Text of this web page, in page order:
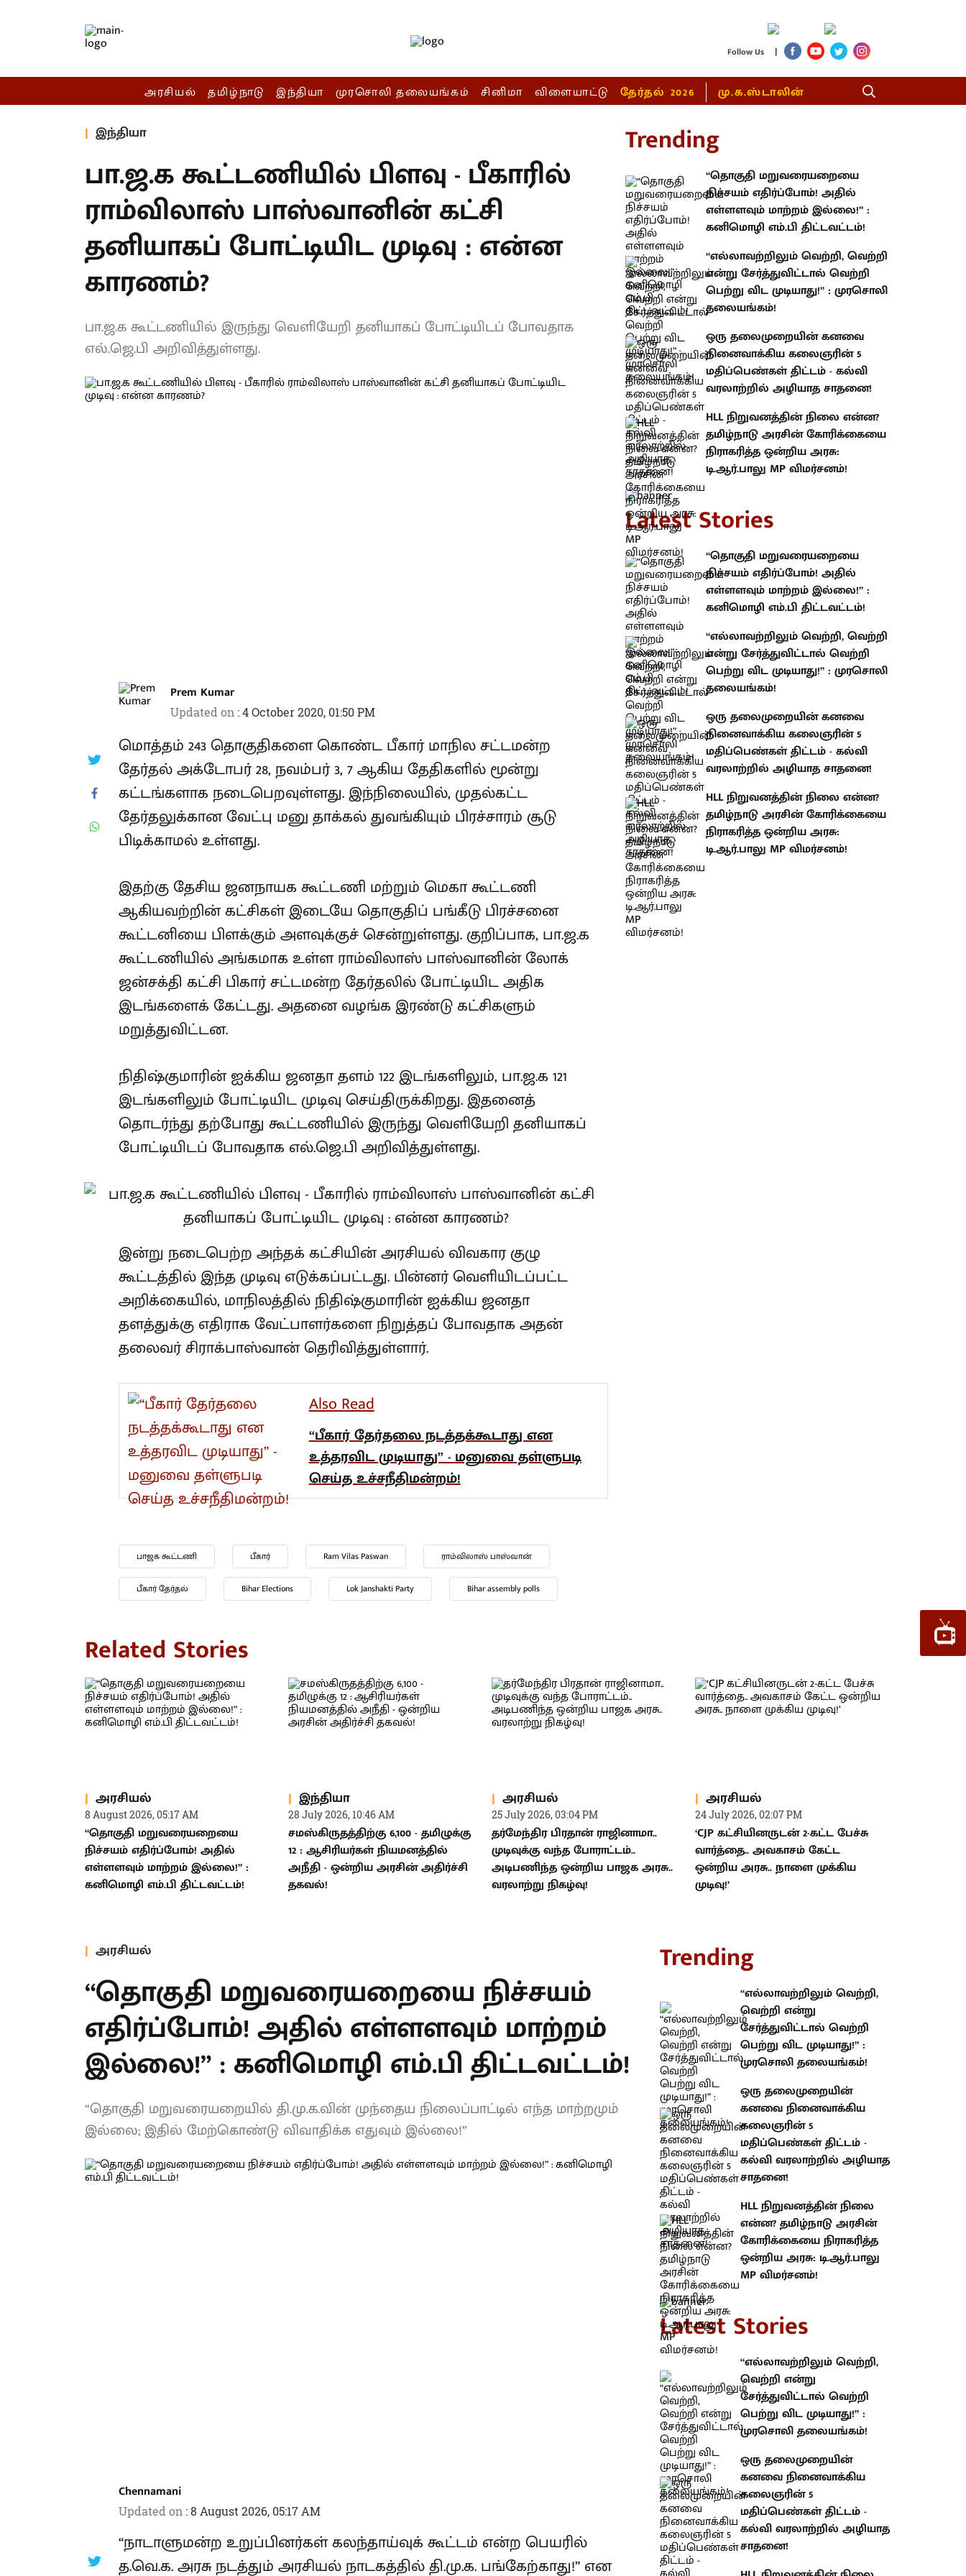
Follow Us |
அரசியல் தமிழ்நாடு இந்தியா முரசொலி தலையங்கம் சினிமா விளையாட்டு தேர்தல் 2026 மு.க.ஸ்டாலின்
இந்தியா
பா.ஜ.க கூட்டணியில் பிளவு - பீகாரில்
ராம்விலாஸ் பாஸ்வானின் கட்சி
தனியாகப் போட்டியிட முடிவு : என்ன
காரணம்?
பா.ஜ.க கூட்டணியில் இருந்து வெளியேறி தனியாகப் போட்டியிடப் போவதாக
எல்.ஜெ.பி அறிவித்துள்ளது.
Prem Kumar
Updated on :4 October 2020, 01:50 PM
மொத்தம் 243 தொகுதிகளை கொண்ட பீகார் மாநில சட்டமன்ற
தேர்தல் அக்டோபர் 28, நவம்பர் 3, 7 ஆகிய தேதிகளில் மூன்று
கட்டங்களாக நடைபெறவுள்ளது. இந்நிலையில், முதல்கட்ட
தேர்தலுக்கான வேட்பு மனு தாக்கல் துவங்கியும் பிரச்சாரம் சூடு
பிடிக்காமல் உள்ளது.
இதற்கு தேசிய ஜனநாயக கூட்டணி மற்றும் மெகா கூட்டணி
ஆகியவற்றின் கட்சிகள் இடையே தொகுதிப் பங்கீடு பிரச்சனை
கூட்டனியை பிளக்கும் அளவுக்குச் சென்றுள்ளது. குறிப்பாக, பா.ஜ.க
கூட்டணியில் அங்கமாக உள்ள ராம்விலாஸ் பாஸ்வானின் லோக்
ஜன்சக்தி கட்சி பிகார் சட்டமன்ற தேர்தலில் போட்டியிட அதிக
இடங்களைக் கேட்டது. அதனை வழங்க இரண்டு கட்சிகளும்
மறுத்துவிட்டன.
நிதிஷ்குமாரின் ஐக்கிய ஜனதா தளம் 122 இடங்களிலும், பா.ஜ.க 121
இடங்களிலும் போட்டியிட முடிவு செய்திருக்கிறது. இதனைத்
தொடர்ந்து தற்போது கூட்டணியில் இருந்து வெளியேறி தனியாகப்
போட்டியிடப் போவதாக எல்.ஜெ.பி அறிவித்துள்ளது.
இன்று நடைபெற்ற அந்தக் கட்சியின் அரசியல் விவகார குழு
கூட்டத்தில் இந்த முடிவு எடுக்கப்பட்டது. பின்னர் வெளியிடப்பட்ட
அறிக்கையில், மாநிலத்தில் நிதிஷ்குமாரின் ஐக்கிய ஜனதா
தளத்துக்கு எதிராக வேட்பாளர்களை நிறுத்தப் போவதாக அதன்
தலைவர் சிராக்பாஸ்வான் தெரிவித்துள்ளார்.
Also Read
“பீகார் தேர்தலை நடத்தக்கூடாது என
உத்தரவிட முடியாது” - மனுவை தள்ளுபடி
செய்த உச்சநீதிமன்றம்!
பாஜக கூட்டணி பீகார் Ram Vilas Paswan ராம்விலாஸ் பாஸ்வான்
பீகார் தேர்தல் Bihar Elections Lok Janshakti Party Bihar assembly polls
Trending
“தொகுதி மறுவரையறையை
நிச்சயம் எதிர்ப்போம்! அதில்
எள்ளளவும் மாற்றம் இல்லை!” :
கனிமொழி எம்.பி திட்டவட்டம்!
“எல்லாவற்றிலும் வெற்றி, வெற்றி
என்று சேர்த்துவிட்டால் வெற்றி
பெற்று விட முடியாது!” : முரசொலி
தலையங்கம்!
ஒரு தலைமுறையின் கனவை
நினைவாக்கிய கலைஞரின் 5
மதிப்பெண்கள் திட்டம் - கல்வி
வரலாற்றில் அழியாத சாதனை!
HLL நிறுவனத்தின் நிலை என்ன?
தமிழ்நாடு அரசின் கோரிக்கையை
நிராகரித்த ஒன்றிய அரசு:
டி.ஆர்.பாலு MP விமர்சனம்!
Latest Stories
“தொகுதி மறுவரையறையை
நிச்சயம் எதிர்ப்போம்! அதில்
எள்ளளவும் மாற்றம் இல்லை!” :
கனிமொழி எம்.பி திட்டவட்டம்!
“எல்லாவற்றிலும் வெற்றி, வெற்றி
என்று சேர்த்துவிட்டால் வெற்றி
பெற்று விட முடியாது!” : முரசொலி
தலையங்கம்!
ஒரு தலைமுறையின் கனவை
நினைவாக்கிய கலைஞரின் 5
மதிப்பெண்கள் திட்டம் - கல்வி
வரலாற்றில் அழியாத சாதனை!
HLL நிறுவனத்தின் நிலை என்ன?
தமிழ்நாடு அரசின் கோரிக்கையை
நிராகரித்த ஒன்றிய அரசு:
டி.ஆர்.பாலு MP விமர்சனம்!
Related Stories
அரசியல்
8 August 2026, 05:17 AM
“தொகுதி மறுவரையறையை
நிச்சயம் எதிர்ப்போம்! அதில்
எள்ளளவும் மாற்றம் இல்லை!” :
கனிமொழி எம்.பி திட்டவட்டம்!
இந்தியா
28 July 2026, 10:46 AM
சமஸ்கிருதத்திற்கு 6,100 - தமிழுக்கு
12 : ஆசிரியர்கள் நியமனத்தில்
அநீதி - ஒன்றிய அரசின் அதிர்ச்சி
தகவல்!
அரசியல்
25 July 2026, 03:04 PM
தர்மேந்திர பிரதான் ராஜினாமா..
முடிவுக்கு வந்த போராட்டம்..
அடிபணிந்த ஒன்றிய பாஜக அரசு..
வரலாற்று நிகழ்வு!
அரசியல்
24 July 2026, 02:07 PM
‘CJP கட்சியினருடன் 2-கட்ட பேச்சு
வார்த்தை.. அவகாசம் கேட்ட
ஒன்றிய அரசு.. நாளை முக்கிய
முடிவு!’
அரசியல்
“தொகுதி மறுவரையறையை நிச்சயம்
எதிர்ப்போம்! அதில் எள்ளளவும்
மாற்றம் இல்லை!” : கனிமொழி எம்.பி
திட்டவட்டம்!
“தொகுதி மறுவரையறையில் தி.மு.க.வின் முந்தைய நிலைப்பாட்டில் எந்த
மாற்றமும் இல்லை; இதில் மேற்கொண்டு விவாதிக்க எதுவும் இல்லை!”
Chennamani
“நாடாளுமன்ற உறுப்பினர்கள் கலந்தாய்வுக் கூட்டம் என்ற பெயரில்
Trending
“எல்லாவற்றிலும் வெற்றி, வெற்றி
என்று சேர்த்துவிட்டால் வெற்றி
பெற்று விட முடியாது!” : முரசொலி
தலையங்கம்!
ஒரு தலைமுறையின் கனவை
நினைவாக்கிய கலைஞரின் 5
மதிப்பெண்கள் திட்டம் - கல்வி
வரலாற்றில் அழியாத சாதனை!
HLL நிறுவனத்தின் நிலை என்ன?
தமிழ்நாடு அரசின் கோரிக்கையை
நிராகரித்த ஒன்றிய அரசு:
டி.ஆர்.பாலு MP விமர்சனம்!
Latest Stories
“எல்லாவற்றிலும் வெற்றி, வெற்றி
என்று சேர்த்துவிட்டால் வெற்றி
பெற்று விட முடியாது!” : முரசொலி
தலையங்கம்!
ஒரு தலைமுறையின் கனவை
நினைவாக்கிய கலைஞரின் 5
மதிப்பெண்கள் திட்டம் - கல்வி
வரலாற்றில் அழியாத சாதனை!
HLL நிறுவனத்தின் நிலை என்ன?
தமிழ்நாடு அரசின் கோரிக்கையை
நிராகரித்த ஒன்றிய அரசு:
டி.ஆர்.பாலு MP விமர்சனம்!